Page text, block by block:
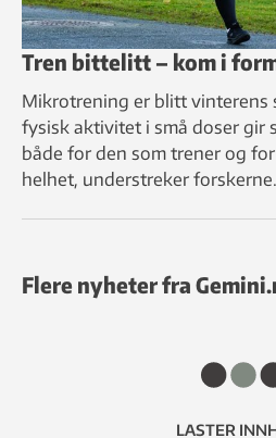
Tren bittelitt – kom i
Mikrotrening er blitt vinterens
fysisk aktivitet i små doser gir
både for den som trener og
helhet, understreker forskerne.
Flere nyheter fra
LASTER